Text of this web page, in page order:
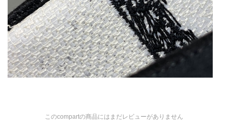
このcompartの商品にはまだレビューがありません